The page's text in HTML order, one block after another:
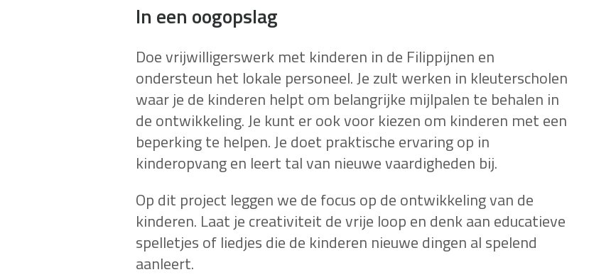
In een oogopslag
Doe vrijwilligerswerk met kinderen in de Filippijnen en
ondersteun het lokale personeel. Je zult werken in kleuterscholen
waar je de kinderen helpt om belangrijke mijlpalen te behalen in
de ontwikkeling. Je kunt er ook voor kiezen om kinderen met een
beperking te helpen. Je doet praktische ervaring op in
kinderopvang en leert tal van nieuwe vaardigheden bij.
Op dit project leggen we de focus op de ontwikkeling van de
kinderen. Laat je creativiteit de vrije loop en denk aan educatieve
spelletjes of liedjes die de kinderen nieuwe dingen al spelend
aanleert.